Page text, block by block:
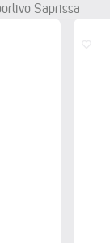
Saprissa